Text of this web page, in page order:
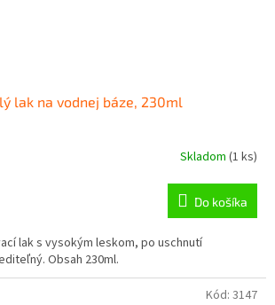
lak na vodnej báze, 230ml
Skladom (1 ks)
Do košíka
lak s vysokým leskom, po uschnutí
Obsah 230ml.
Kód: 3147